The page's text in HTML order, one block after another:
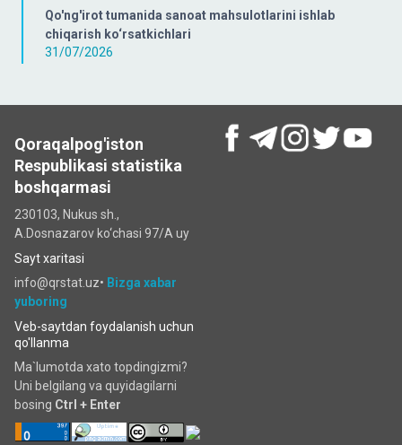
Qo'ng'irot tumanida sanoat mahsulotlarini ishlab
chiqarish ko‘rsatkichlari
31/07/2026
Qoraqalpog'iston
Respublikasi statistika
boshqarmasi
230103, Nukus sh.,
A.Dosnazarov ko‘chаsi 97/A uy
Sayt xaritasi
info@qrstat.uz• Bizga xabar
yuboring
Veb-saytdan foydalanish uchun
qo'llanma
Ma`lumotda xato topdingizmi?
Uni belgilang va quyidagilarni
bosing Ctrl + Enter